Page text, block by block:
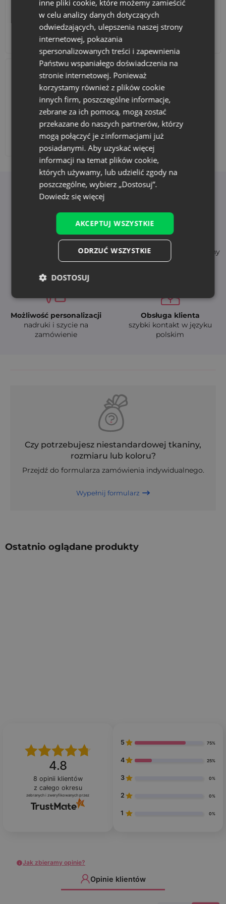
zapewniając najwyższą jakość wykonania i trwałość nadruku .
Skontaktuj się z nami
Jeśli potrzebujesz dodatkowych informacji lub
zamówić personalizowane woreczki , skontaktuj się z naszym
Biurem Obsługi Klienta. Zapewniamy profesjonalne
doradztwo na każdym etapie realizacji zamówienia oraz
pomoc w doborze najlepszych rozwiązań.
To doskonała oferta dla firm, które chcą stworzyć
opakowaniadopasowane do brandingu swojej marki. Nasi
klienci, którzy stawiają na zrównoważony rozwój
wykorzystują swoje torby ekologiczne iworki bawełniane z
logo firmy
m.in. w roli opakowań produktowych lub jako
niebanalną alternatywę dla standardowych opakowań na
prezenty biznesowe.
Dzięki naszym personalizowanym rozwiązaniom, Twój
produkt będzie nie tylko funkcjonalny, ale także estetyczny i
dopasowany do Twojej marki. Wybierz woreczki Saketos i
ciesz się najwyższą jakością oraz unikalnym designem!
Akcesoria i dekoracje
Dodaj nadruk
Korzyści z wyboru Saketos
Natychmiastowa
szybka dostawa (24-48h)
Wysoka jakość
- trwałe i bezpieczne tkaniny
Możliwość personalizacji
nadruki i szycie na
zamówienie
Obsługa klienta
szybki kontakt w języku
polskim
Czy potrzebujesz niestandardowej tkaniny,
rozmiaru lub koloru?
Przejdź do formularza zamówienia indywidualnego.
Wypełnij formularz
Ostatnio oglądane produkty
4.8
8 opinii klientów
z całego okresu
zebranych i zweryfikowanych przez
5 75%
4 25%
3 0%
2 0%
1 0%
Jak zbieramy opinie?
Opinie klientów
inne pliki cookie, które możemy zamieścić
w celu analizy danych dotyczących
odwiedzających, ulepszenia naszej strony
internetowej, pokazania
spersonalizowanych treści i zapewnienia
Państwu wspaniałego doświadczenia na
stronie internetowej. Ponieważ
korzystamy również z plików cookie
innych firm, poszczególne informacje,
zebrane za ich pomocą, mogą zostać
przekazane do naszych partnerów, którzy
mogą połączyć je z informacjami już
posiadanymi. Aby uzyskać więcej
informacji na temat plików cookie,
których używamy, lub udzielić zgody na
poszczególne, wybierz „Dostosuj”.
Dowiedz się więcej
AKCEPTUJ WSZYSTKIE
ODRZUĆ WSZYSTKIE
DOSTOSUJ